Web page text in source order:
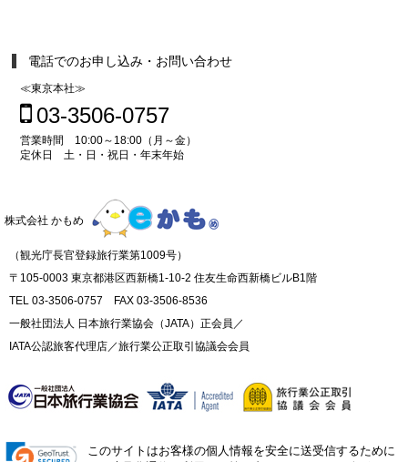
電話でのお申し込み・お問い合わせ
≪東京本社≫
03-3506-0757
営業時間 10:00～18:00（月～金）
定休日 土・日・祝日・年末年始
株式会社 かもめ
（観光庁長官登録旅行業第1009号）
〒105-0003 東京都港区西新橋1-10-2 住友生命西新橋ビルB1階
TEL 03-3506-0757 FAX 03-3506-8536
一般社団法人 日本旅行業協会（JATA）正会員／
IATA公認旅客代理店／旅行業公正取引協議会会員
このサイトはお客様の個人情報を安全に送受信するために